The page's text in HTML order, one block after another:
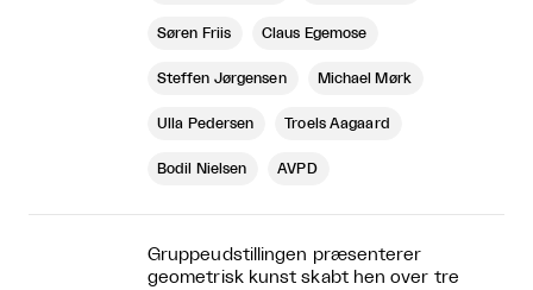
Søren Friis Claus Egemose
Steffen Jørgensen Michael Mørk
Ulla Pedersen Troels Aagaard
Bodil Nielsen AVPD
Gruppeudstillingen præsenterer
geometrisk kunst skabt hen over tre